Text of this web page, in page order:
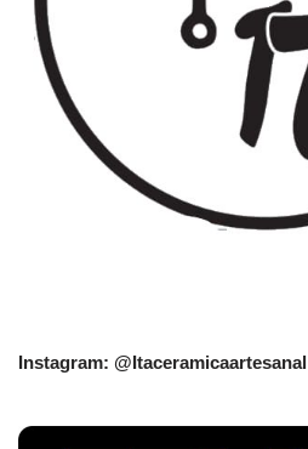
Instagram: @Itaceramicaartesanal